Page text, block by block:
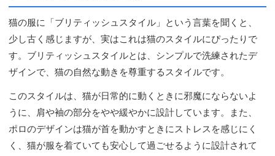
猫の服に「ブリティッシュスタイル」という言葉を聞くと、
少し古く感じますが、実はこれは猫のスタイルにぴったりで
す。ブリティッシュスタイルとは、シンプルで洗練されたデ
ザインで、猫の自然な動きを尊重するスタイルです。
このスタイルは、猫が日常的に動くときに邪魔にならないよ
うに、肩や袖の部分をやや緩やかに設計しています。また、
ポロのデザインは猫が首を動かすときにストレスを感じにく
く、猫が服を着ていても安心して過ごせるように設計されて